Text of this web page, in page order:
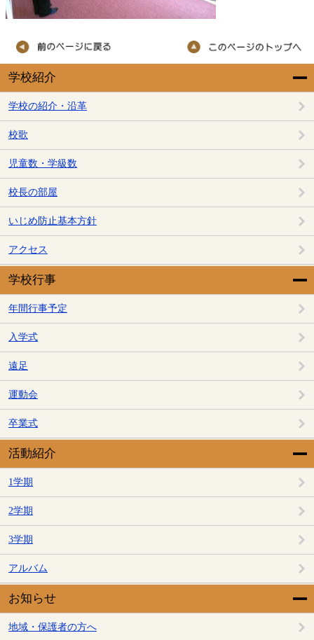
学校紹介
学校の紹介・沿革
校歌
児童数・学級数
校長の部屋
いじめ防止基本方針
アクセス
学校行事
年間行事予定
入学式
遠足
運動会
卒業式
活動紹介
1学期
2学期
3学期
アルバム
お知らせ
地域・保護者の方へ